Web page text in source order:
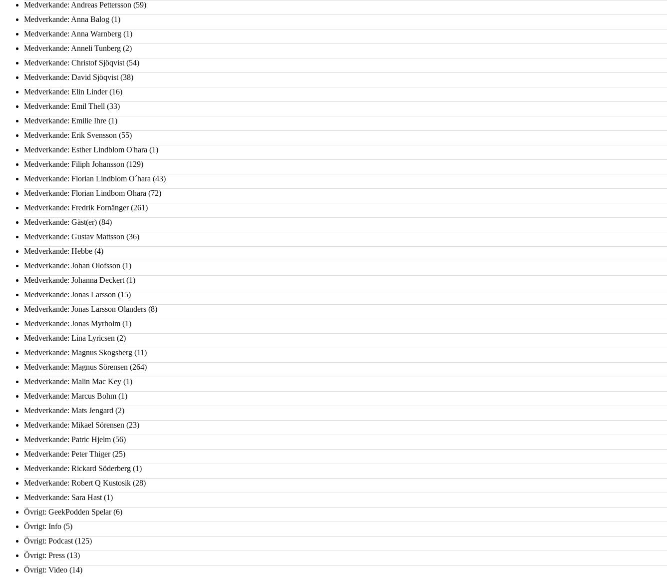
Medverkande: Andreas Pettersson (59)
Medverkande: Anna Balog (1)
Medverkande: Anna Warnberg (1)
Medverkande: Anneli Tunberg (2)
Medverkande: Christof Sjöqvist (54)
Medverkande: David Sjöqvist (38)
Medverkande: Elin Linder(16)
Medverkande: Emil Thell (33)
Medverkande: Emilie Ihre (1)
Medverkande: Erik Svensson (55)
Medverkande: Esther Lindblom O'hara (1)
Medverkande: Filiph Johansson (129)
Medverkande: Florian Lindblom O´hara (43)
Medverkande: Florian Lindbom Ohara (72)
Medverkande: Fredrik Fornänger(261)
Medverkande: Gäst(er) (84)
Medverkande: Gustav Mattsson (36)
Medverkande: Hebbe (4)
Medverkande: Johan Olofsson (1)
Medverkande: Johanna Deckert (1)
Medverkande: Jonas Larsson (15)
Medverkande: Jonas Larsson Olanders (8)
Medverkande: Jonas Myrholm (1)
Medverkande: Lina Lyricsen (2)
Medverkande: Magnus Skogsberg (11)
Medverkande: Magnus Sörensen (264)
Medverkande: Malin Mac Key (1)
Medverkande: Marcus Bohm (1)
Medverkande: Mats Jengard (2)
Medverkande: Mikael Sörensen (23)
Medverkande: Patric Hjelm (56)
Medverkande: Peter Thiger(25)
Medverkande: Rickard Söderberg (1)
Medverkande: Robert Q Kustosik (28)
Medverkande: Sara Hast (1)
Övrigt: GeekPodden Spelar(6)
Övrigt: Info (5)
Övrigt: Podcast (125)
Övrigt: Press (13)
Övrigt: Video (14)